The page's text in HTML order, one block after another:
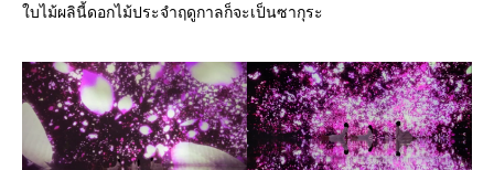
ใบไม้ผลินี้ดอกไม้ประจำฤดูกาลก็จะเป็นซากุระ